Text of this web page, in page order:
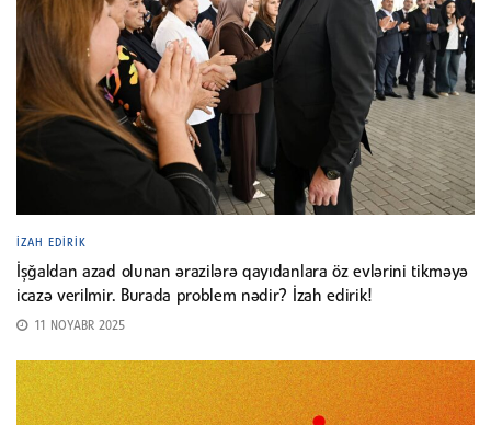
İZAH EDIRIK
İşğaldan azad olunan ərazilərə qayıdanlara öz evlərini tikməyə
icazə verilmir. Burada problem nədir? İzah edirik!
11 NOYABR 2025